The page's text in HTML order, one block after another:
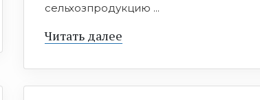
сельхозпродукцию ...
Читать далее